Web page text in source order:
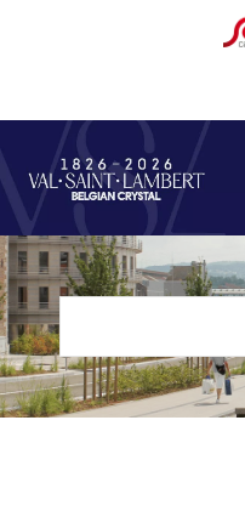
Rechercher
Cookies management panel